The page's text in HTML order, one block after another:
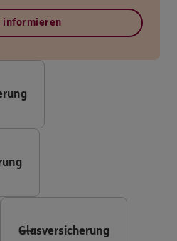
Glasversicherung